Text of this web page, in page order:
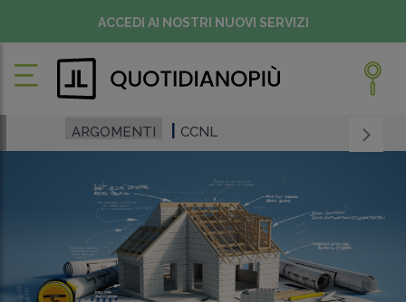
ACCEDI AI NOSTRI NUOVI SERVIZI
ARGOMENTI CCNL